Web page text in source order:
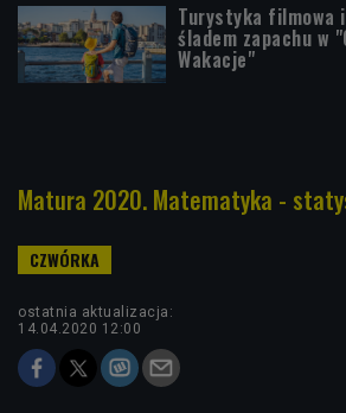
Turystyka filmowa
śladem zapachu w
Wakacje"
Matura 2020. Matematyka -
ostatnia aktualizacja:
14.04.2020 12:00